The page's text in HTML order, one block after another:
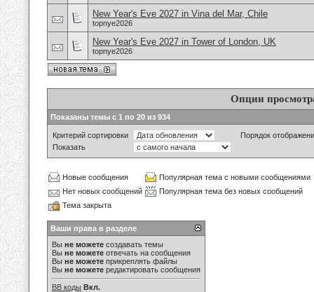
New Year's Eve 2027 in Vina del Mar, Chile
topnye2026
New Year's Eve 2027 in Tower of London, UK
topnye2026
Опции
Показаны темы с 1 по 20 из 934
Критерий сортировки
Порядок
Показать
Новые сообщения
Популярная тема с новыми сообщениями
Нет новых сообщений
Популярная тема без новых сообщений
Тема закрыта
Ваши права в разделе
Вы не можете создавать темы
Вы не можете отвечать на сообщения
Вы не можете прикреплять файлы
Вы не можете редактировать сообщения
BB коды Вкл.